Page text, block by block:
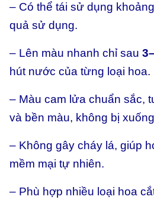
– Có thể tái sử dụng khoảng
quả sử dụng.
– Lên màu nhanh chỉ sau
hút nước của từng loại hoa.
– Màu cam lửa chuẩn sắc,
và bền màu, không bị
– Không gây cháy lá, giúp
mềm mại tự nhiên.
– Phù hợp nhiều loại hoa